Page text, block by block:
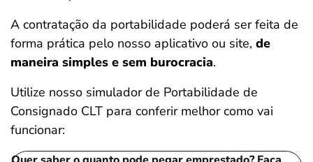
A contratação da portabilidade poderá ser feita de
forma prática pelo nosso aplicativo ou site, de
maneira simples e sem burocracia.
Utilize nosso simulador de Portabilidade de
Consignado CLT para conferir melhor como vai
funcionar: